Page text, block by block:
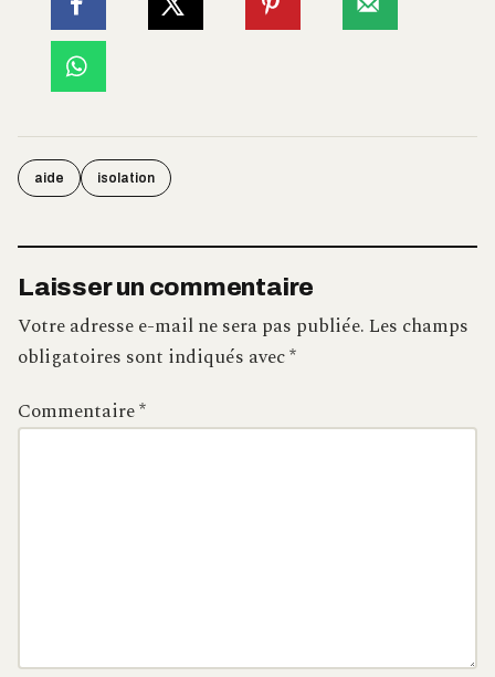
aide isolation
Laisser un commentaire
Votre adresse e-mail ne sera pas publiée.Les champs
obligatoires sont indiqués avec*
Commentaire*